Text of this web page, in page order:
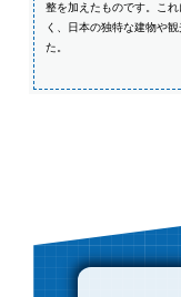
整を加えたものです。こ
く、日本の独特な建物や
た。